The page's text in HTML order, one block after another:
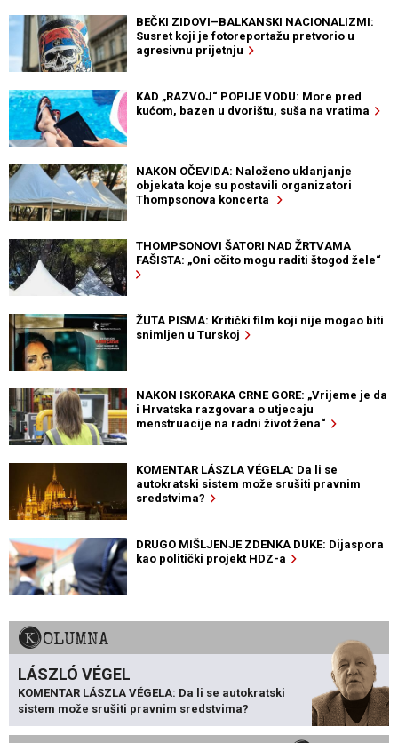
BEČKI ZIDOVI–BALKANSKI NACIONALIZMI:
Susret koji je fotoreportažu pretvorio u
agresivnu prijetnju
KAD „RAZVOJ“ POPIJE VODU: More pred
kućom, bazen u dvorištu, suša na vratima
NAKON OČEVIDA: Naloženo uklanjanje
objekata koje su postavili organizatori
Thompsonova koncerta
THOMPSONOVI ŠATORI NAD ŽRTVAMA
FAŠISTA: „Oni očito mogu raditi štogod žele“
ŽUTA PISMA: Kritički film koji nije mogao biti
snimljen u Turskoj
NAKON ISKORAKA CRNE GORE: „Vrijeme je da
i Hrvatska razgovara o utjecaju
menstruacije na radni život žena“
KOMENTAR LÁSZLA VÉGELA: Da li se
autokratski sistem može srušiti pravnim
sredstvima?
DRUGO MIŠLJENJE ZDENKA DUKE: Dijaspora
kao politički projekt HDZ-a
KOLUMNA
LÁSZLÓ VÉGEL
KOMENTAR LÁSZLA VÉGELA: Da li se autokratski
sistem može srušiti pravnim sredstvima?